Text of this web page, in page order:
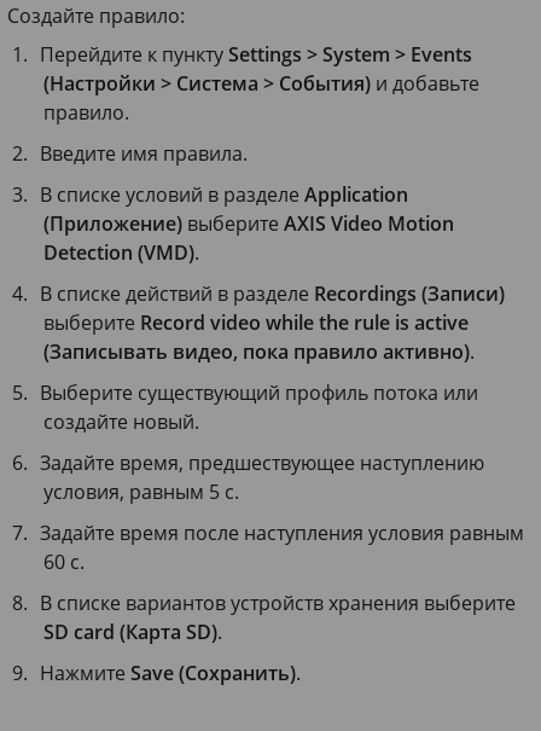
Создайте правило:
Перейдите к пунктуSettings > System > Events
(Настройки > Система > События) и добавьте
правило.
Введите имя правила.
В списке условий в разделеApplication
(Приложение) выберите AXIS Video Motion
Detection (VMD).
В списке действий в разделе Recordings (Записи)
выберите Record video while the rule is active
(Записывать видео, пока правило активно).
Выберите существующий профиль потока или
создайте новый.
Задайте время, предшествующее наступлению
условия, равным 5 с.
Задайте время после наступления условия равным
60 с.
В списке вариантов устройств хранения выберите
SD card (Карта SD).
НажмитеSave (Сохранить).